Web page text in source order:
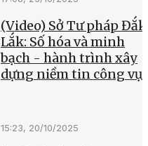
(Video) Sở Tư pháp Đắk
Lắk: Số hóa và minh
bạch - hành trình xây
dựng niềm tin công vụ
15:23, 20/10/2025